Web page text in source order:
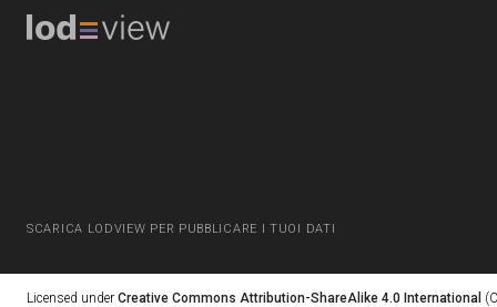
SCARICA LODVIEW PER PUBBLICARE I TUOI DATI
Licensed under Creative Commons Attribution-ShareAlike 4.0 International